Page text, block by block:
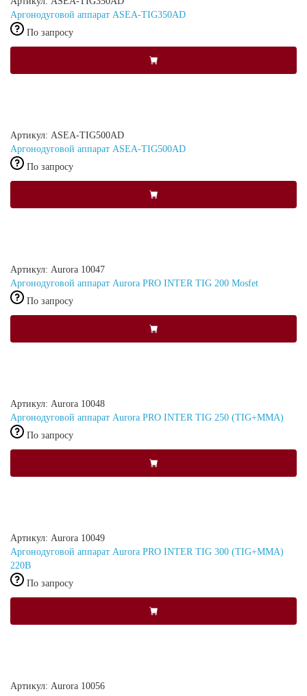
Аргонодуговой аппарат ASEA-TIG350AD
По запросу
Артикул: ASEA-TIG500AD
Аргонодуговой аппарат ASEA-TIG500AD
По запросу
Артикул: Aurora 10047
Аргонодуговой аппарат Aurora PRO INTER TIG 200 Mosfet
По запросу
Артикул: Aurora 10048
Аргонодуговой аппарат Aurora PRO INTER TIG 250 (TIG+MMA)
По запросу
Артикул: Aurora 10049
Аргонодуговой аппарат Aurora PRO INTER TIG 300 (TIG+MMA)
220В
По запросу
Артикул: Aurora 10056